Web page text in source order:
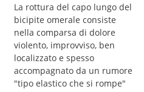
La rottura del capo lungo del
bicipite omerale consiste
nella comparsa di dolore
violento, improvviso, ben
localizzato e spesso
accompagnato da un rumore
"tipo elastico che si rompe"